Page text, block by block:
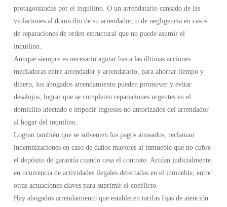
protagonizadas por el inquilino. O un arrendatario cansado de las
violaciones al domicilio de su arrendador, o de negligencia en casos
de reparaciones de orden estructural que no puede asumir el
inquilino.
Aunque siempre es necesario agotar hasta las últimas acciones
mediadoras entre arrendador y arrendatario, para ahorrar tiempo y
dinero, los abogados arrendamiento pueden promover y evitar
desalojos, lograr que se completen reparaciones urgentes en el
domicilio afectado e impedir ingresos no autorizados del arrendador
al hogar del inquilino.
Logran también que se solventen los pagos atrasados, reclaman
indemnizaciones en caso de daños mayores al inmueble que no cubre
el depósito de garantía cuando cesa el contrato. Actúan judicialmente
en ocurrencia de actividades ilegales detectadas en el inmueble, entre
otras actuaciones claves para suprimir el conflicto.
Hay abogados arrendamiento que establecen tarifas fijas de atención